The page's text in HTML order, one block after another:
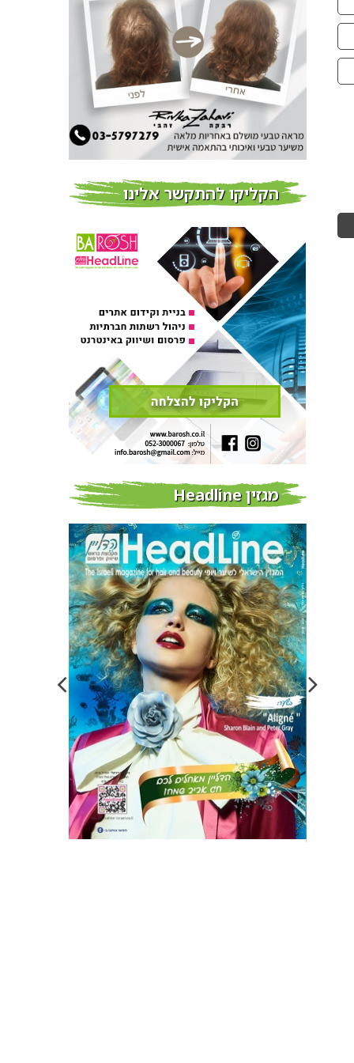
צמידי שיער – המומחים
לצמידי שיער ברמת השרון
חדשות
פרוברי PROBERRY מוצרי
שיער מבוססי גוג’י ברי
חדש על המדף
כובשת את השטח עם יום
הדרכה מוצלח נוסף
אירועים בארץ
הקליקו להתקשר אלינו
מגזין Headline